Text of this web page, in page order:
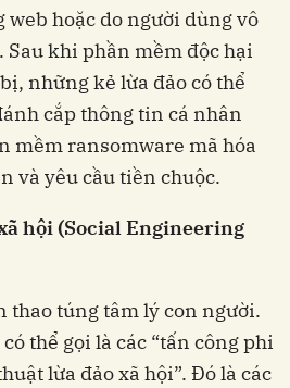
web hoặc do người dùng vô
khi phần mềm độc hại
những kẻ lừa đảo có thể
cắp thông tin cá nhân
mềm ransomware mã hóa
và yêu cầu tiền chuộc.
hội (Social Engineering
thao túng tâm lý con người.
thể gọi là các “tấn công phi
lừa đảo xã hội”. Đó là các